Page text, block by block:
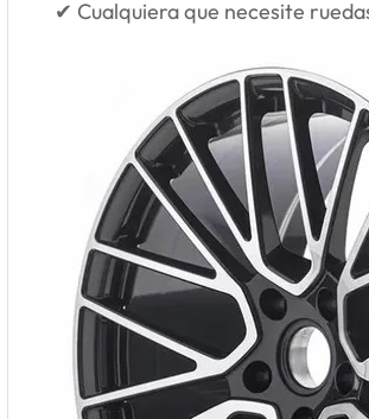
✔ Cualquiera que necesite